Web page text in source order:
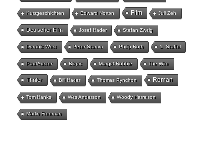
Kurzgeschichten Edward Norton Film Juli Zeh
Deutscher Film Josef Hader Stefan Zweig
Dominic West Peter Stamm Philip Roth 1. Staffel
Paul Auster Biopic Margot Robbie The Wire
Thriller Bill Hader Thomas Pynchon Roman
Tom Hanks Wes Anderson Woody Harrelson
Martin Freeman